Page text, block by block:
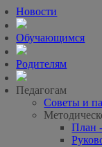
Новости
Обучающимся
Родителям
Педагогам
Советы и
План